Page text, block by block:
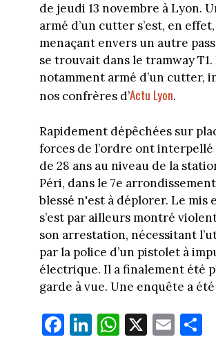
de jeudi 13 novembre à Lyon.
armé d’un cutter s’est, en
menaçant envers un autre
se trouvait dans le tramway
notamment armé d’un cutter,
nos confrères d’Actu Lyon.
Rapidement dépêchées sur
forces de l’ordre ont interpellé
de 28 ans au niveau de la
Péri, dans le 7e
blessé n'est à déplorer. Le mis
s’est par ailleurs montré
son arrestation, nécessitant
par la police d’un pistolet à
électrique. Il a finalement été
garde à vue. Une enquête a
Fa
ce
Li
nk
W
ha
X E
m
Pa